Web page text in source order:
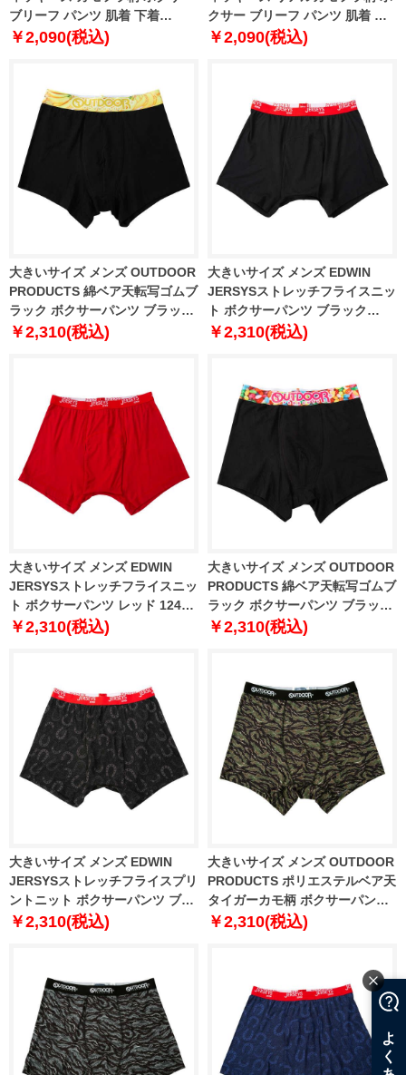
ブリーフ パンツ 肌着 下着
80212600
￥2,090(税込)
クサー ブリーフ パンツ 肌着 下
着 81436700
￥2,090(税込)
大きいサイズ メンズ OUTDOOR
PRODUCTS 綿ベア天転写ゴムブ
ラック ボクサーパンツ ブラック
×バナナ 1249-6220-2 3L 4L 5L
￥2,310(税込)
大きいサイズ メンズ EDWIN
JERSYSストレッチフライスニッ
ト ボクサーパンツ ブラック
1249-6202-2 3L 4L 5L 6L 8L
￥2,310(税込)
大きいサイズ メンズ EDWIN
JERSYSストレッチフライスニッ
ト ボクサーパンツ レッド 1249-
6202-1 3L 4L 5L 6L 8L
￥2,310(税込)
大きいサイズ メンズ OUTDOOR
PRODUCTS 綿ベア天転写ゴムブ
ラック ボクサーパンツ ブラック
×ジェリービーンズ 1249-6220-1
￥2,310(税込)
大きいサイズ メンズ EDWIN
JERSYSストレッチフライスプリ
ントニット ボクサーパンツ ブラ
ック 1249-6201-2 3L 4L 5L 6L
￥2,310(税込)
大きいサイズ メンズ OUTDOOR
PRODUCTS ポリエステルベア天
タイガーカモ柄 ボクサーパンツ
ブラック×カーキ 1249-6222-1
￥2,310(税込)